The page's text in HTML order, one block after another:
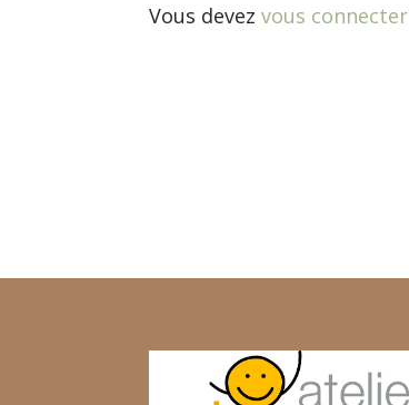
Vous devezvous connecter